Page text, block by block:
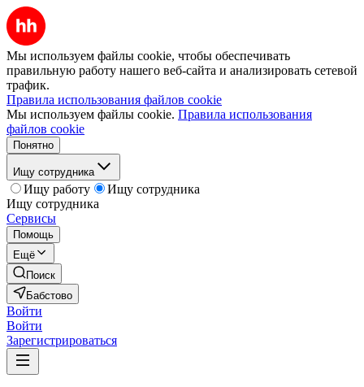
Мы используем файлы cookie, чтобы обеспечивать
правильную работу нашего веб-сайта и анализировать сетевой
трафик.
Правила использования файлов cookie
Мы используем файлы cookie. Правила использования
файлов cookie
Понятно
Ищу сотрудника
Ищу работу
Ищу сотрудника
Ищу сотрудника
Сервисы
Помощь
Ещё
Поиск
Бабстово
Войти
Войти
Зарегистрироваться